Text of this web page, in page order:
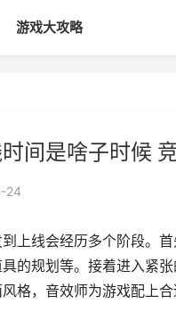
游戏大攻略
间是啥子时候
24
上线会经历多个阶段。
的规划等。接着进入紧
格，音效师为游戏配上